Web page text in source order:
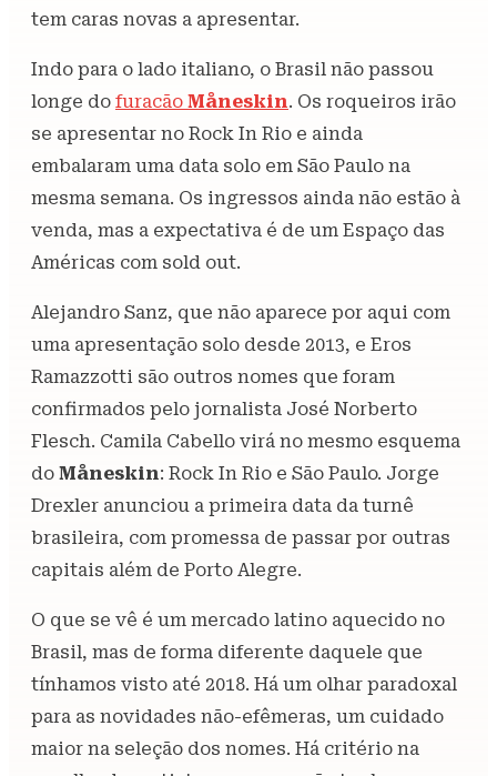
tem caras novas a apresentar.
Indo para o lado italiano, o Brasil não passou
longe do furacão Måneskin. Os roqueiros irão
se apresentar no Rock In Rio e ainda
embalaram uma data solo em São Paulo na
mesma semana. Os ingressos ainda não estão à
venda, mas a expectativa é de um Espaço das
Américas com sold out.
Alejandro Sanz, que não aparece por aqui com
uma apresentação solo desde 2013, e Eros
Ramazzotti são outros nomes que foram
confirmados pelo jornalista José Norberto
Flesch. Camila Cabello virá no mesmo esquema
do Måneskin: Rock In Rio e São Paulo. Jorge
Drexler anunciou a primeira data da turnê
brasileira, com promessa de passar por outras
capitais além de Porto Alegre.
O que se vê é um mercado latino aquecido no
Brasil, mas de forma diferente daquele que
tínhamos visto até 2018. Há um olhar paradoxal
para as novidades não-efêmeras, um cuidado
maior na seleção dos nomes. Há critério na